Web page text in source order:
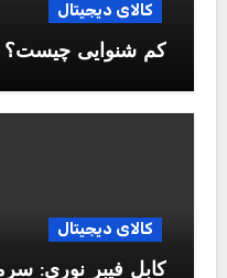
کالای دیجیتال
کم شنوایی چیست؟
کالای دیجیتال
کابل فیبر نوری: